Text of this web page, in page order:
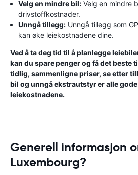
Velg en mindre bil: Velg en mindre
drivstoffkostnader.
Unngå tillegg: Unngå tillegg som
kan øke leiekostnadene dine.
Ved å ta deg tid til å planlegge
kan du spare penger og få det beste
tidlig, sammenligne priser, se etter
bil og unngå ekstrautstyr er alle
leiekostnadene.
Generell informasjon
Luxembourg?